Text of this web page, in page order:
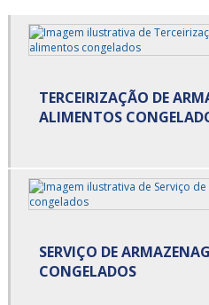
Armazenagem para alimentos
Armazenagem para alimentos
Armazenagem para alimentos
Armazenamento cross docking
Carga cross docking
Carga de alimentos
TERCEIRIZAÇÃO DE
ALIMENTOS
SERVIÇO DE
CONGELADOS